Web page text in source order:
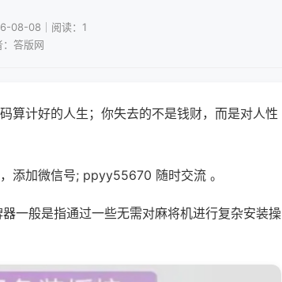
08-08｜阅读：1
：答版网
算计好的人生；你失去的不是钱财，而是对人性
添加微信号; ppyy55670 随时交流 。
一般是指通过一些无需对麻将机进行复杂安装操